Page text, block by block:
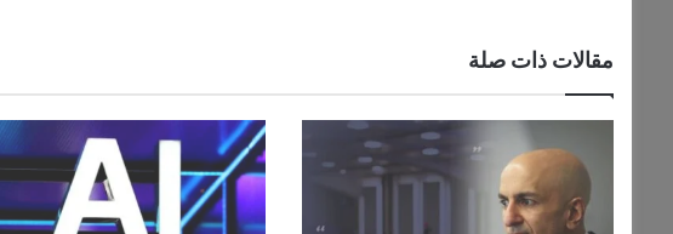
س
ت
ض
ع
ا
ل
ي
اً
مقالات ذات صلة